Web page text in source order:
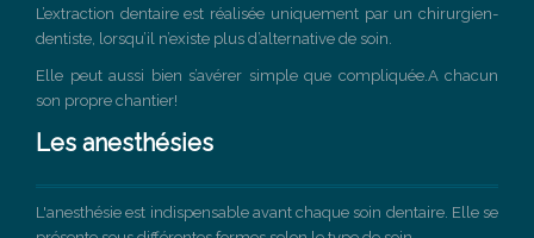
L’extraction dentaire est réalisée uniquement par un chirurgien-
dentiste, lorsqu’il n’existe plus d’alternative de soin.
Elle peut aussi bien s’avérer simple que compliquée.A chacun
son propre chantier!
Les anesthésies
L'anesthésie est indispensable avant chaque soin dentaire. Elle se